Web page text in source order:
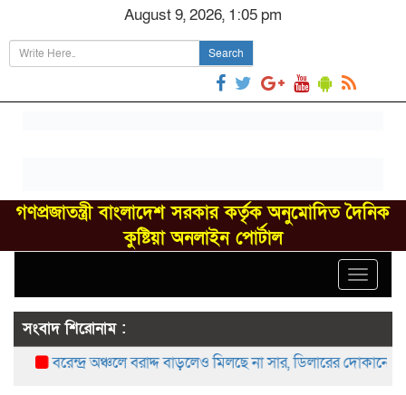
August 9, 2026, 1:05 pm
Search
গণপ্রজাতন্ত্রী বাংলাদেশ সরকার কর্তৃক অনুমোদিত দৈনিক
কুষ্টিয়া অনলাইন পোর্টাল
Toggle
সংবাদ শিরোনাম :
বরেন্দ্র অঞ্চলে বরাদ্দ বাড়লেও মিলছে না সার, ডিলারের দোকানে